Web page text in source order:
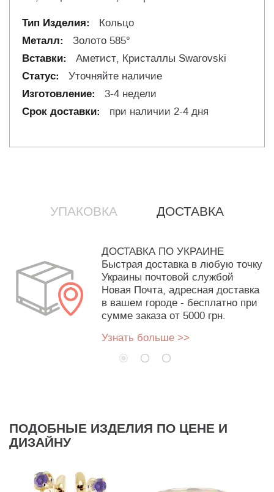
Кольцо
Золото 585°
Аметист, Кристаллы Swarovski
Уточняйте наличие
3-4 недели
при наличии 2-4 дня
УПАКОВКА ДОСТАВКА
ДОСТАВКА ПО УКРАИНЕ
Быстрая доставка в любую точку
Украины почтовой службой
Новая Почта, адресная доставка
в вашем городе - бесплатно при
сумме заказа от 5000 грн.
Узнать больше >>
ПОДОБНЫЕ ИЗДЕЛИЯ ПО ЦЕНЕ И
ДИЗАЙНУ